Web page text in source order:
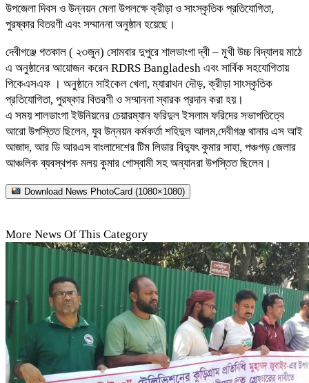
উপজেলা দিবস ও উন্নয়ন মেলা উপলক্ষে ক্রীড়া ও সাংস্কৃতিক প্রতিযোগিতা,
পুরষ্কার বিতরণী এবং সম্মাননা অনুষ্ঠান হয়েছে।
দেবীগঞ্জে গতকাল ( ২৩জুন) সোমবার দুপুরে শালডাংগা দ্বী – মূখী উচ্চ বিদ্যালয় মাঠে
এ অনুষ্ঠানের আয়োজন করেন RDRS Bangladesh এবং সার্বিক সহযোগিতায়
পিকেএসএফ । অনুষ্ঠানে সাইকেল খেলা, ম্যারাথন দৌড়, ক্রীড়া সাংস্কৃতিক
প্রতিযোগিতা, পুরষ্কার বিতরণী ও সম্মাননা স্বারক প্রদান করা হয়।
এ সময় শালডাংগা ইউনিয়নের চেয়ারম্যান ফরিদুল ইসলাম ফরিদের সভাপতিত্বে
আরো উপস্তিত ছিলেন, যুব উন্নয়ন কর্মকর্তা শহিদুল আলম,দেবীগঞ্জ থানার এস আই
আজাদ, আর ডি আরএস বাংলাদেশের টিম লিডার বিদ্যুৎ কুমার সাহা, পঞ্চগড় জেলার
আঞ্চলিক ব্যবস্থপক মলয় কুমার গোস্বামী সহ অন্যানরা উপস্তিত ছিলেন।
Download News PhotoCard (1080×1080)
More News Of This Category